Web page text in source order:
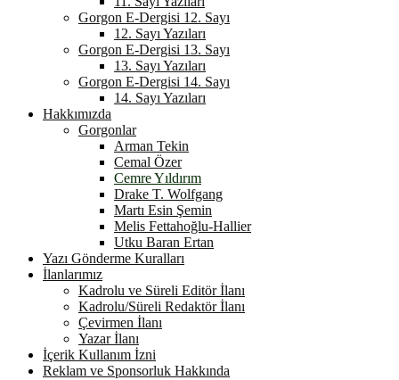
Gorgon E-Dergisi 12. Sayı
12. Sayı Yazıları
Gorgon E-Dergisi 13. Sayı
13. Sayı Yazıları
Gorgon E-Dergisi 14. Sayı
14. Sayı Yazıları
Hakkımızda
Gorgonlar
Arman Tekin
Cemal Özer
Cemre Yıldırım
Drake T. Wolfgang
Martı Esin Şemin
Melis Fettahoğlu-Hallier
Utku Baran Ertan
Yazı Gönderme Kuralları
İlanlarımız
Kadrolu ve Süreli Editör İlanı
Kadrolu/Süreli Redaktör İlanı
Çevirmen İlanı
Yazar İlanı
İçerik Kullanım İzni
Reklam ve Sponsorluk Hakkında